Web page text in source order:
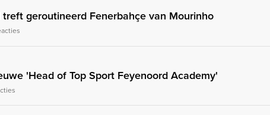
treft geroutineerd Fenerbahçe van Mourinho
'Head of Top Sport Feyenoord Academy'